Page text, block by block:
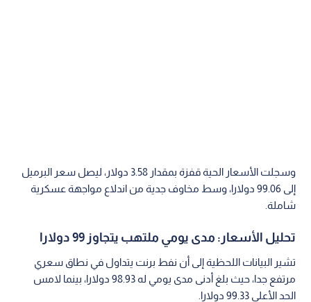
وسجلت الأسعار الحية قفزة بمقدار 3.58 دولار، ليصل سعر البرميل
إلى 99.06 دولارا، وسط مخاوف جدية من اندلاع مواجهة عسكرية
شاملة.
تحليل الأسعار: مدى يومي ملتهب يتجاوز 99 دولارا
تشير البيانات اللحظية إلى أن نفط برنت يتداول في نطاق سعري
مرتفع جدا، حيث بلغ أدنى مدى يومي له 98.93 دولارا، بينما لامس
الحد الأعلى 99.33 دولارا.